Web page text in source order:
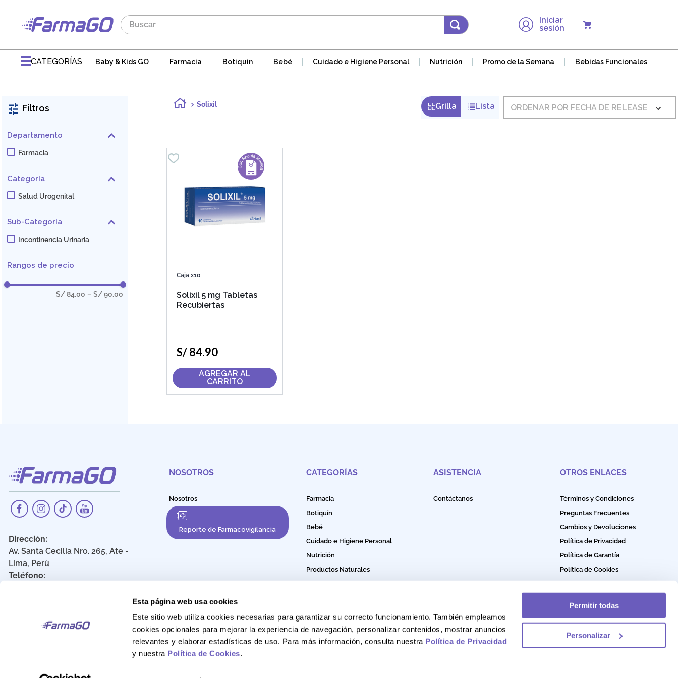
Esta página web usa cookies
Este sitio web utiliza cookies necesarias para garantizar su correcto funcionamiento. También empleamos
cookies opcionales para mejorar la experiencia de navegación, personalizar contenidos, mostrar anuncios
relevantes y elaborar estadísticas de uso. Para más información, consulta nuestra Política de Privacidad
y nuestra Política de Cookies.
Permitir todas
Personalizar
Buscar
Iniciar
sesión
CATEGORÍAS Baby & Kids GO Farmacia Botiquín Bebé Cuidado e Higiene Personal Nutrición Promo de la Semana Bebidas Funcionales
Filtros
Departamento
Farmacia
Categoría
Salud Urogenital
Sub-Categoría
Incontinencia Urinaria
Rangos de precio
S/ 84.00 – S/ 90.00
Solixil ORDENAR POR FECHA DE RELEASE
Caja x10
Solixil 5 mg Tabletas
Recubiertas
S/84.90
AGREGAR AL
CARRITO
Dirección:
Av. Santa Cecilia Nro. 265, Ate -
Lima, Perú
Teléfono:
NOSOTROS
Nosotros
Reporte de Farmacovigilancia
CATEGORÍAS
Farmacia
Botiquín
Bebé
Cuidado e Higiene Personal
Nutrición
Productos Naturales
ASISTENCIA
Contáctanos
OTROS ENLACES
Términos y Condiciones
Preguntas Frecuentes
Cambios y Devoluciones
Política de Privacidad
Política de Garantía
Política de Cookies
1.
maddre
4.
gaseovet
.
8.
9.
doloral
10. nutribén